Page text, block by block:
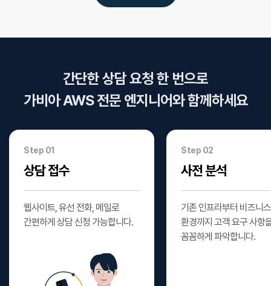
간단한 상담 요청 한 번으로
가비아 AWS 전문 엔지니어와 함께하세요
Step 01
상담 접수
웹사이트, 유선 전화, 메일로
간편하게 상담 신청 가능합니다.
Step 02
사전 분석
기존 인프라부터 비즈니
환경까지 고객 요구 사항
꼼꼼하게 파악합니다.